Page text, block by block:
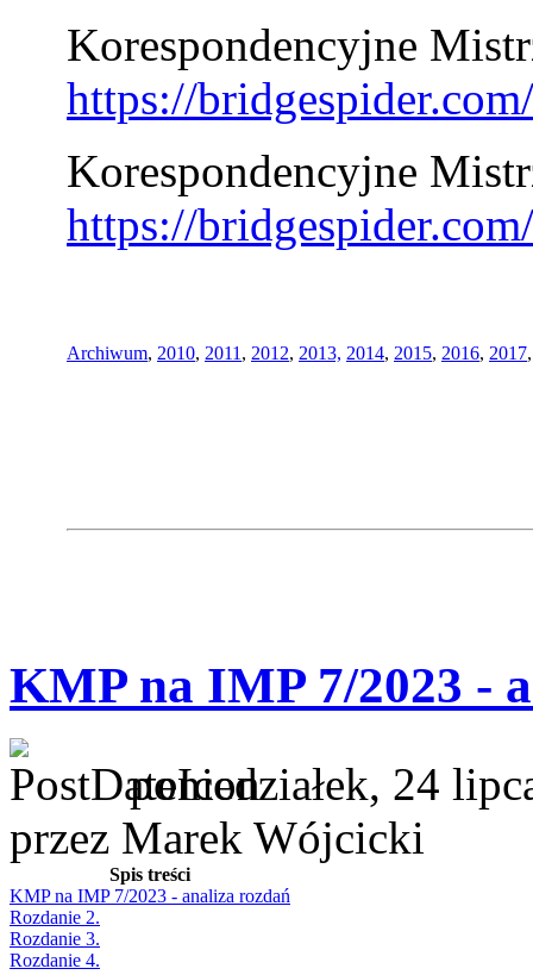
Korespondencyjne
https://
Korespondencyjne
https://
Archiwum, 2010, 2011 , 2012, 2013, 2014, 2015, 2016, 2017
KMP na IMP 7/2023 -
poniedziałek, 24
przez Marek Wójcicki
Spis treści
KMP na IMP 7/2023 - analiza rozdań
Rozdanie 2.
Rozdanie 3.
Rozdanie 4.